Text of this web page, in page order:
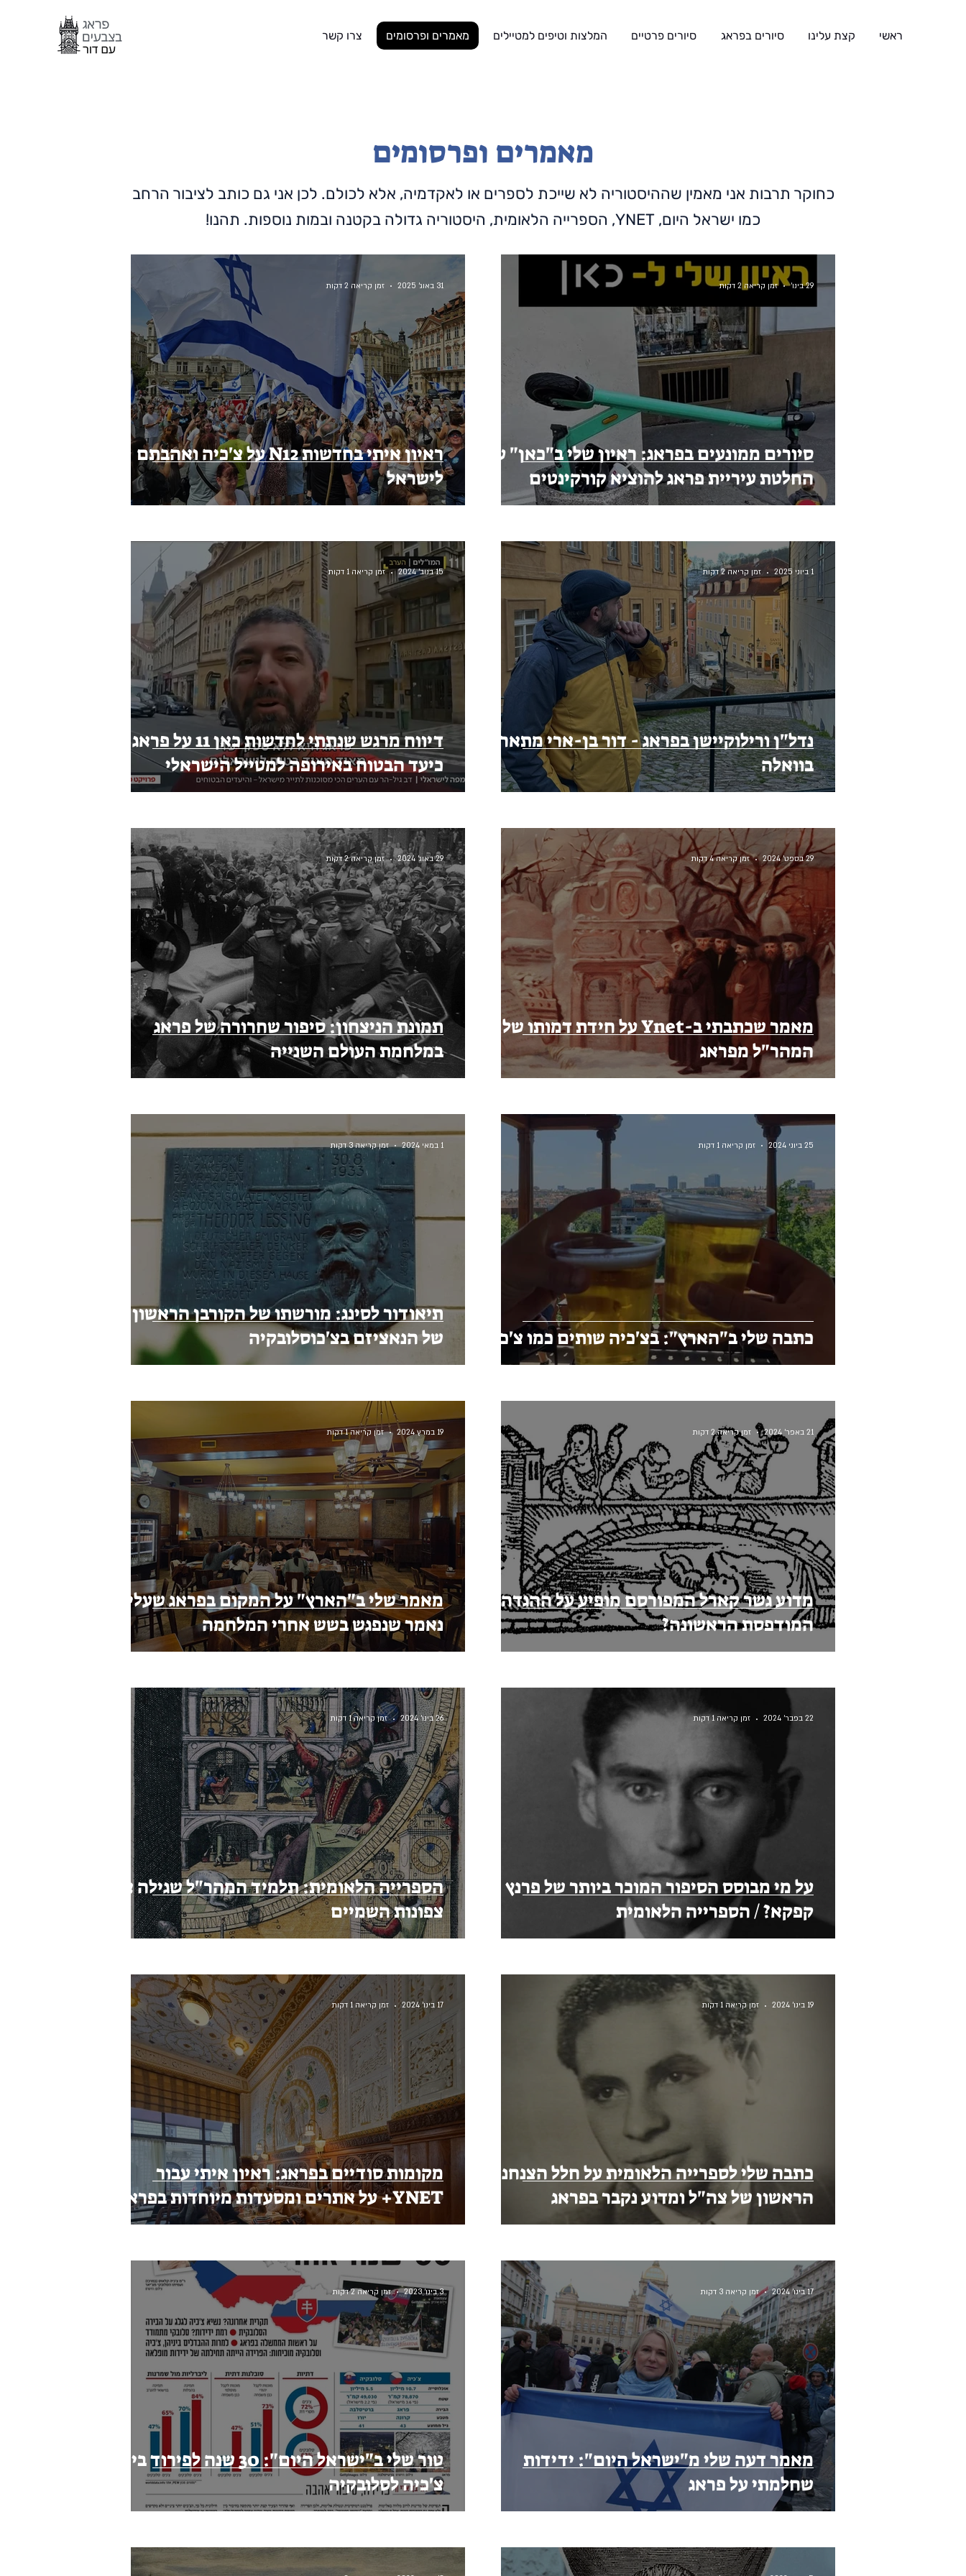
ראשי קצת עלינו סיורים בפראג סיורים פרטיים המלצות וטיפים למטיילים מאמרים ופרסומים צרו קשר
מאמרים ופרסומים
כחוקר תרבות אני מאמין שההיסטוריה לא שייכת לספרים או לאקדמיה, אלא לכולם. לכן אני גם כותב לציבור הרחב
כמו ישראל היום, YNET, הספרייה הלאומית, היסטוריה גדולה בקטנה ובמות נוספות. תהנו!
סיורים ממונעים בפראג: ראיון שלי ב"כאן" על
החלטת עיריית פראג להוציא קורקינטים
חשמליים מחוץ לחוק
29 בינו׳ זמן קריאה 2 דקות
ראיון איתי בחדשות N12 על צ'כיה ואהבתם
לישראל
31 באוג׳ 2025 זמן קריאה 2 דקות
נדל"ן ורילוקיישן בפראג - דור בן-ארי מתארח
בוואלה
1 ביוני 2025 זמן קריאה 2 דקות
דיווח מרגש שנתתי לחדשות כאן 11 על פראג
כיעד הבטוח באירופה למטייל הישראלי
15 בנוב׳ 2024 זמן קריאה 1 דקות
מאמר שכתבתי ב-Ynet על חידת דמותו של
המהר"ל מפראג
29 בספט׳ 2024 זמן קריאה 4 דקות
תמונת הניצחון: סיפור שחרורה של פראג
במלחמת העולם השנייה
29 באוג׳ 2024 זמן קריאה 2 דקות
כתבה שלי ב"הארץ": בצ'כיה שותים כמו צ'כים
25 ביוני 2024 זמן קריאה 1 דקות
תיאודור לסינג: מורשתו של הקורבן הראשון
של הנאציזם בצ'כוסלובקיה
1 במאי 2024 זמן קריאה 3 דקות
מדוע גשר קארל המפורסם מופיע על ההגדה
המודפסת הראשונה?
21 באפר׳ 2024 זמן קריאה 2 דקות
מאמר שלי ב"הארץ" על המקום בפראג שעליו
נאמר שנפגש בשש אחרי המלחמה
19 במרץ 2024 זמן קריאה 1 דקות
על מי מבוסס הסיפור המוכר ביותר של פרנץ
קפקא? / הספרייה הלאומית
22 בפבר׳ 2024 זמן קריאה 1 דקות
הספרייה הלאומית: תלמיד המהר"ל שגילה את
צפונות השמיים
26 בינו׳ 2024 זמן קריאה 1 דקות
כתבה שלי לספרייה הלאומית על חלל הצנחנים
הראשון של צה"ל ומדוע נקבר בפראג
19 בינו׳ 2024 זמן קריאה 1 דקות
מקומות סודיים בפראג: ראיון איתי עבור
YNET+ על אתרים ומסעדות מיוחדות בפראג
היפה
17 בינו׳ 2024 זמן קריאה 1 דקות
מאמר דעה שלי מ"ישראל היום": ידידות
שחלמתי על פראג
17 בינו׳ 2024 זמן קריאה 3 דקות
טור שלי ב"ישראל היום": 30 שנה לפירוד בין
צ'כיה לסלובקיה
3 בינו׳ 2023 זמן קריאה 2 דקות